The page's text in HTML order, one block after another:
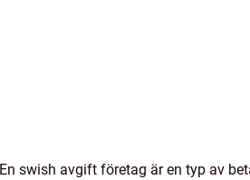
En swish avgift företag är en typ av